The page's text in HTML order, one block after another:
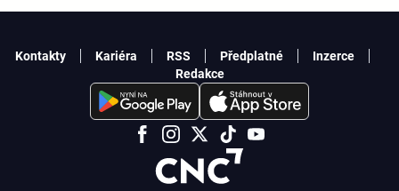
Kontakty Kariéra RSS Předplatné
Inzerce
Redakce